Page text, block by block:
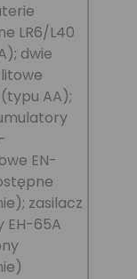
LR6/L40
dwie
(typu AA);
EN-
zasilacz
EH-65A